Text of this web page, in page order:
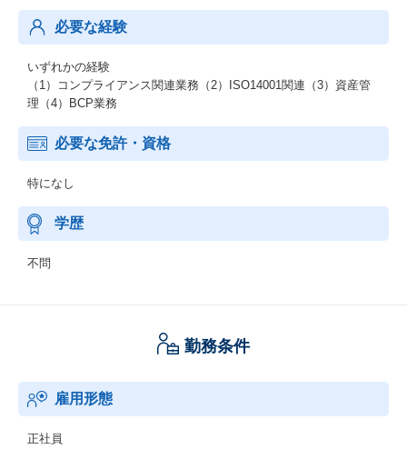
必要な経験
いずれかの経験
（1）コンプライアンス関連業務（2）ISO14001関連（3）資産管
理（4）BCP業務
必要な免許・資格
特になし
学歴
不問
勤務条件
雇用形態
正社員